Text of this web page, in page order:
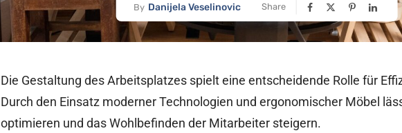
By Danijela Veselinovic Share
Die Gestaltung des Arbeitsplatzes spielt eine entscheidende Rolle für
Durch den Einsatz moderner Technologien und ergonomischer Möbel
optimieren und das Wohlbefinden der Mitarbeiter steigern.